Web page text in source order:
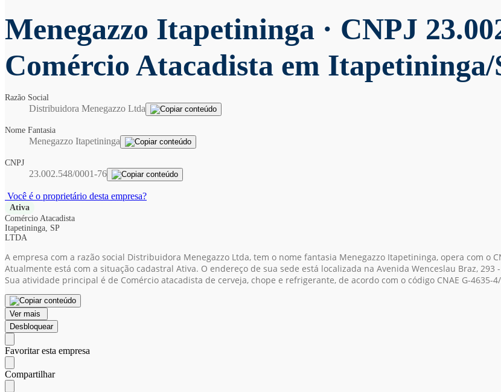
Menegazzo Itapetininga · CNPJ
Comércio Atacadista em Itapetininga/
Razão Social
Distribuidora Menegazzo Ltda
Nome Fantasia
Menegazzo Itapetininga
CNPJ
23.002.548/0001-76
Você é o proprietário desta empresa?
Ativa
Comércio Atacadista
Itapetininga, SP
LTDA
A empresa com a razão social Distribuidora Menegazzo Ltda, tem o nome fantasia Menegazzo Itapetininga, opera com o
Atualmente está com a situação cadastral Ativa. O endereço de sua sede está localizada na Avenida Wenceslau Braz, 293
Sua atividade principal é de Comércio atacadista de cerveja, chope e refrigerante, de acordo com o código CNAE G-4635-
Ver mais
Desbloquear
Favoritar esta empresa
Compartilhar